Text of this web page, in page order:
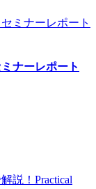
ナーレポート